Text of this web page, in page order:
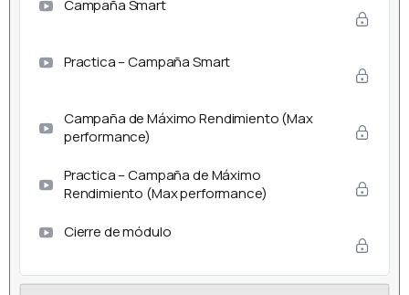
Campaña Smart
Practica – Campaña Smart
Campaña de Máximo Rendimiento (Max
performance)
Practica – Campaña de Máximo
Rendimiento (Max performance)
Cierre de módulo